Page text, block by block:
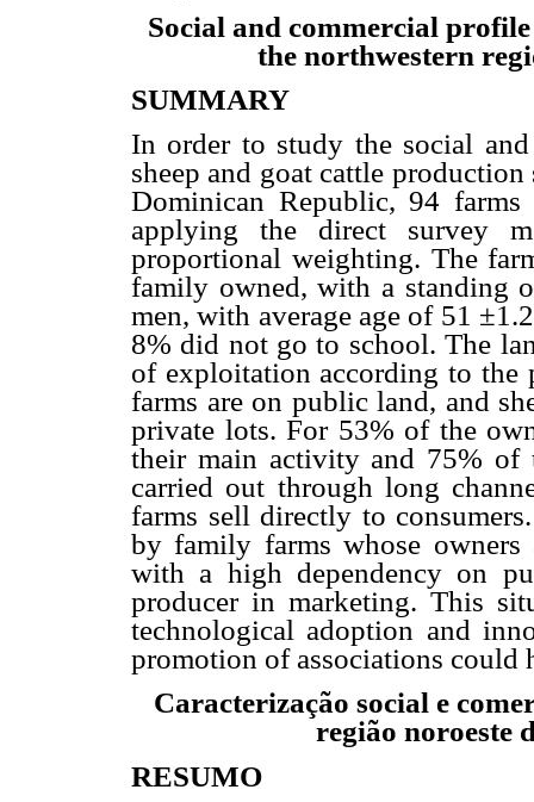
Social and commercial
the northwestern
SUMMARY
In order to study the social and
sheep and goat cattle
Dominican Republic, 94
applying the direct survey
proportional weighting. The
family owned, with a standing
men, with average age of 51
8% did not go to school. The
of exploitation according to the
farms are on public land, and
private lots. For 53% of the
their main activity and 75% of
carried out through long
farms sell directly to
by family farms whose
with a high dependency on
producer in marketing. This
technological adoption and
promotion of associations could
Caracterização social e
região noroeste
RESUMO